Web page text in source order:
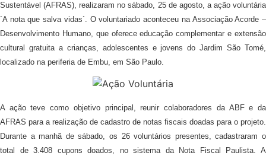
Sustentável (AFRAS), realizaram no sábado, 25 de agosto, a ação voluntária
`A nota que salva vidas`. O voluntariado aconteceu na Associação Acorde –
Desenvolvimento Humano, que oferece educação complementar e extensão
cultural gratuita a crianças, adolescentes e jovens do Jardim São Tomé,
localizado na periferia de Embu, em São Paulo.
A ação teve como objetivo principal, reunir colaboradores da ABF e da
AFRAS para a realização de cadastro de notas fiscais doadas para o projeto.
Durante a manhã de sábado, os 26 voluntários presentes, cadastraram o
total de 3.408 cupons doados, no sistema da Nota Fiscal Paulista. A